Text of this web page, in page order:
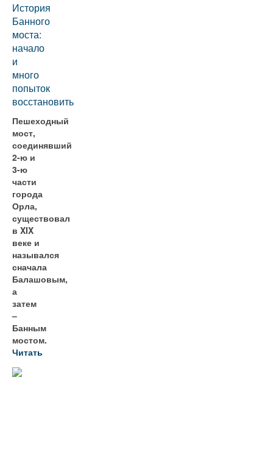
История
Банного
моста:
начало
и
много
попыток
восстановить
Пешеходный
мост,
соединявший
2-ю и
3-ю
части
города
Орла,
существовал
в XIX
веке и
назывался
сначала
Балашовым,
а
затем
–
Банным
мостом.
Читать